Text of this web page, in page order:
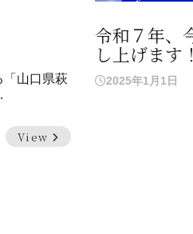
「山口県萩
View
令和７年、
し上げます！
2025年1月1日